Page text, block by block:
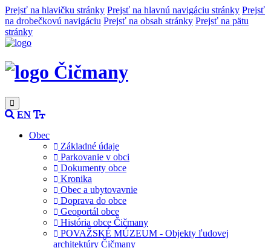
Prejsť na hlavičku stránky Prejsť na hlavnú navigáciu stránky Prejsť
na drobečkovú navigáciu Prejsť na obsah stránky Prejsť na pätu
stránky
Čičmany
EN
Obec
Základné údaje
Parkovanie v obci
Dokumenty obce
Kronika
Obec a ubytovavnie
Doprava do obce
Geoportál obce
História obce Čičmany
POVAŽSKÉ MÚZEUM - Objekty ľudovej
architektúry Čičmany